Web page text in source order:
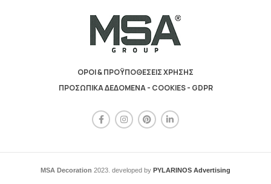
ΟΡΟΙ & ΠΡΟΫΠΟΘΕΣΕΙΣ ΧΡΗΣΗΣ
ΠΡΟΣΩΠΙΚΑ ΔΕΔΟΜΕΝΑ - COOKIES - GDPR
MSA Decoration 2023. developed by PYLARINOS Advertising